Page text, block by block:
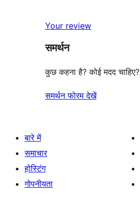
Your review
समर्थन
कुछ कहना है? कोई मदद चाहिए?
समर्थन फोरम देखें
बारे में
समाचार
होस्टिंग
गोपनीयता